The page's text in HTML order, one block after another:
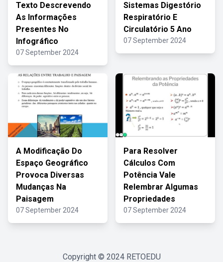
Texto Descrevendo
As Informações
Presentes No
Infográfico
07 September 2024
Sistemas Digestório
Respiratório E
Circulatório 5 Ano
07 September 2024
A Modificação Do
Espaço Geográfico
Provoca Diversas
Mudanças Na
Paisagem
07 September 2024
Para Resolver
Cálculos Com
Potência Vale
Relembrar Algumas
Propriedades
07 September 2024
Copyright © 2024 RETOEDU